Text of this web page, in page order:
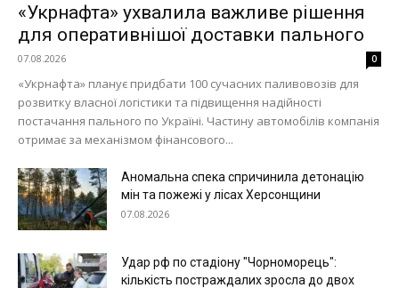
«Укрнафта» ухвалила важливе рішення
для оперативнішої доставки пального
07.08.2026 0
«Укрнафта» планує придбати 100 сучасних паливовозів для
розвитку власної логістики та підвищення надійності
постачання пального по Україні. Частину автомобілів компанія
отримає за механізмом фінансового...
Аномальна спека спричинила детонацію
мін та пожежі у лісах Херсонщини
07.08.2026
Удар рф по стадіону "Чорноморець":
кількість постраждалих зросла до двох